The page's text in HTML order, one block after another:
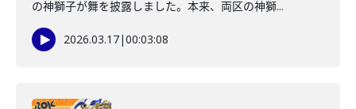
の神獅子が舞を披露しました。本来、両区の神獅...
2026.03.17|00:03:08